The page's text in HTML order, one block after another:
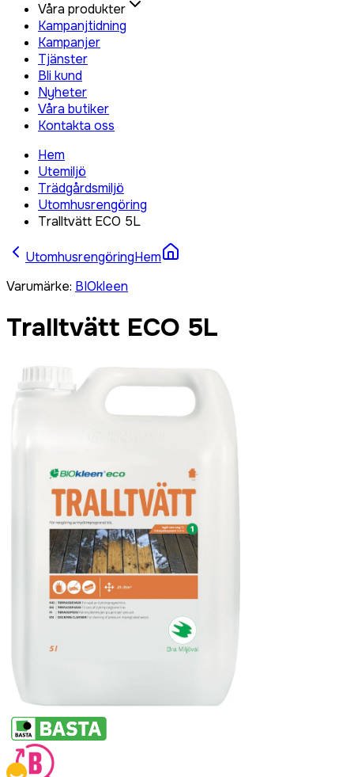
Våra produkter
Kampanjtidning
Kampanjer
Tjänster
Bli kund
Nyheter
Våra butiker
Kontakta oss
Hem
Utemiljö
Trädgårdsmiljö
Utomhusrengöring
Tralltvätt ECO 5L
UtomhusrengöringHem
Varumärke: BIOkleen
Tralltvätt ECO 5L